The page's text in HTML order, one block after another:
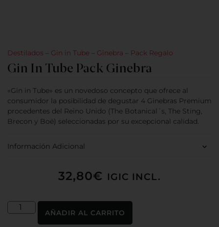
Destilados Gin in Tube Ginebra Pack Regalo
Gin In Tube Pack Ginebra
«Gin in Tube» es un novedoso concepto que ofrece al
consumidor la posibilidad de degustar 4 Ginebras Premium
procedentes del Reino Unido (The Botanical´s, The Sting,
Brecon y Boë) seleccionadas por su excepcional calidad.
Información Adicional
32,80€ IGIC INCL.
AÑADIR AL CARRITO